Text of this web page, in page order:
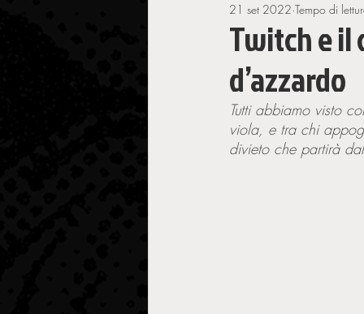
Twitch e il
d’azzardo
21 set 2022 Tempo di
Tutti abbiamo visto
viola, e tra chi
divieto che partirà